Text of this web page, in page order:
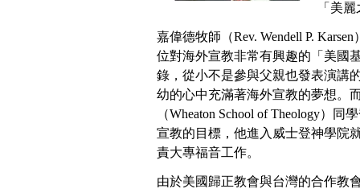
「美
嘉偉德牧師（Rev. Wendell P.
位對海外宣教非常有興趣的「美國
錄，從小不是參與父親也發表演講
幼的心中充滿著海外宣教的夢想。
（Wheaton School of Theology）
宣教的目標，他進入威士登神學院
責大專福音工作。
由於美國歸正教會與台灣的合作教